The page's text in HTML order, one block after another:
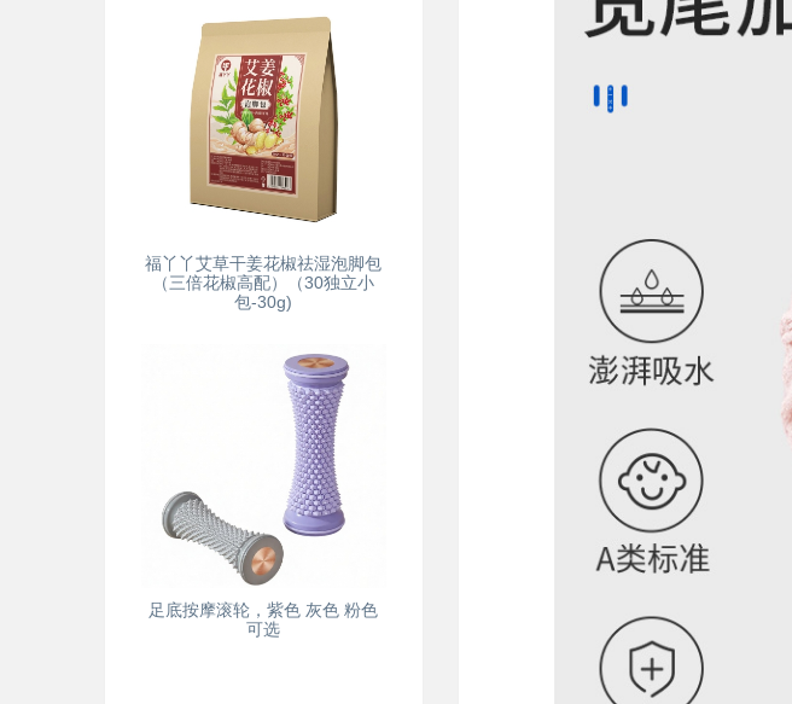
福丫丫艾草干姜花椒祛湿泡脚包
（三倍花椒高配）（30独立小
包-30g)
足底按摩滚轮，紫色 灰色 粉色
可选